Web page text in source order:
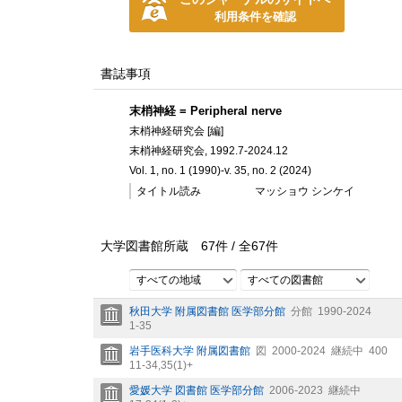
利用条件を確認
書誌事項
末梢神経 = Peripheral nerve
末梢神経研究会 [編]
末梢神経研究会, 1992.7-2024.12
Vol. 1, no. 1 (1990)-v. 35, no. 2 (2024)
タイトル読み
マッショウ シンケイ
大学図書館所蔵 67件 / 全67件
すべての地域 すべての図書館
秋田大学 附属図書館 医学部分館 分館 1990-2024
1-35
岩手医科大学 附属図書館 図 2000-2024 継続中 400
11-34,35(1)+
愛媛大学 図書館 医学部分館 2006-2023 継続中